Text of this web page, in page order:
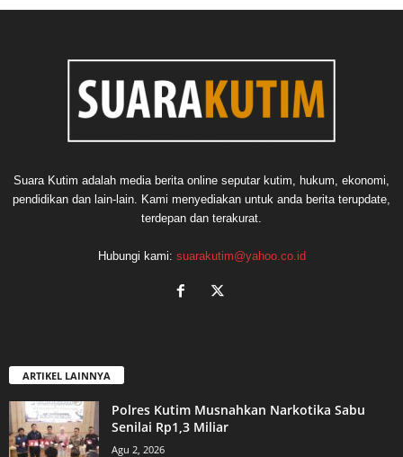
Suara Kutim adalah media berita online seputar kutim, hukum, ekonomi,
pendidikan dan lain-lain. Kami menyediakan untuk anda berita terupdate,
terdepan dan terakurat.
Hubungi kami: suarakutim@yahoo.co.id
ARTIKEL LAINNYA
Polres Kutim Musnahkan Narkotika Sabu
Senilai Rp1,3 Miliar
Agu 2, 2026